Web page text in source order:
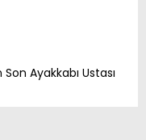
Ayakkabı Ustası